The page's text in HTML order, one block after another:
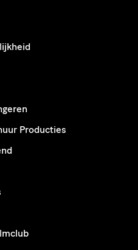
Producties